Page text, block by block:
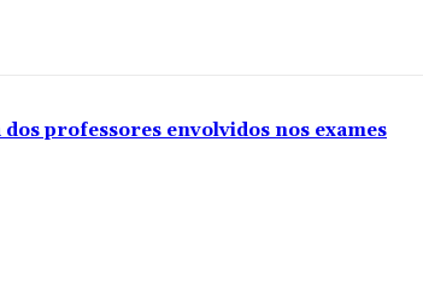
professores envolvidos nos exames